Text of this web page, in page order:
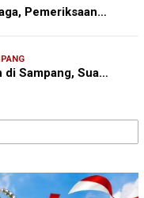
Pemeriksaan…
di Sampang, Sua…